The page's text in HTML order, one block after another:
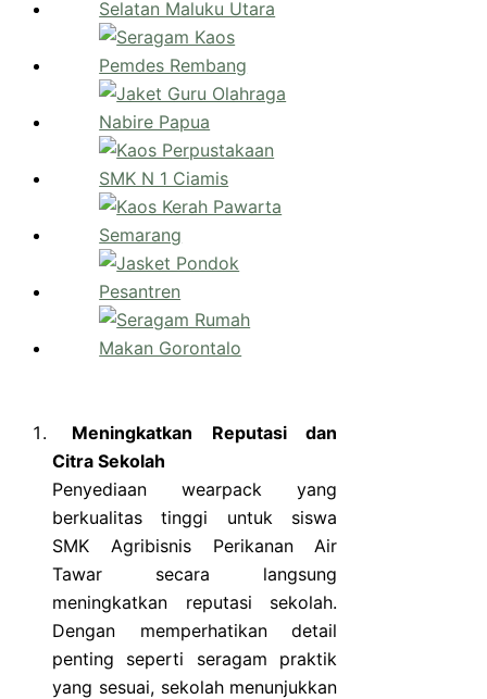
Meningkatkan Reputasi dan
Citra Sekolah
Penyediaan wearpack yang
berkualitas tinggi untuk siswa
SMK Agribisnis Perikanan Air
Tawar secara langsung
meningkatkan reputasi sekolah.
Dengan memperhatikan detail
penting seperti seragam praktik
yang sesuai, sekolah menunjukkan